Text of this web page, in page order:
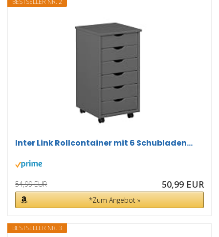
BESTSELLER NR. 2
Inter Link Rollcontainer mit 6 Schubladen...
54,99 EUR 50,99 EUR
*Zum Angebot »
BESTSELLER NR. 3